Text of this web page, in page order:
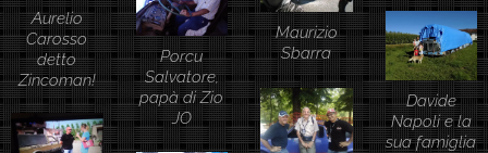
Aurelio
Carosso
detto
Zincoman!
Maurizio
Sbarra
Porcu
Salvatore,
papà di Zio
JO
Davide
Napoli e la
sua famiglia